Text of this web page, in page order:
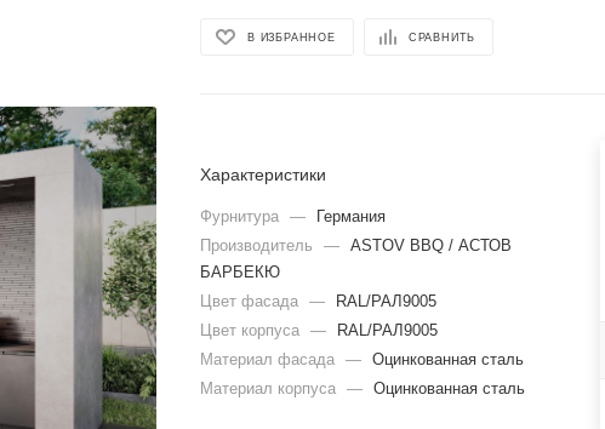
В ИЗБРАННОЕ СРАВНИТЬ
Характеристики
Фурнитура —
Германия
Производитель
— ASTOV BBQ / АСТОВ
БАРБЕКЮ
Цвет фасада —
RAL/РАЛ9005
Цвет корпуса —
RAL/РАЛ9005
Материал фасада — Оцинкованная сталь
Материал корпуса — Оцинкованная сталь